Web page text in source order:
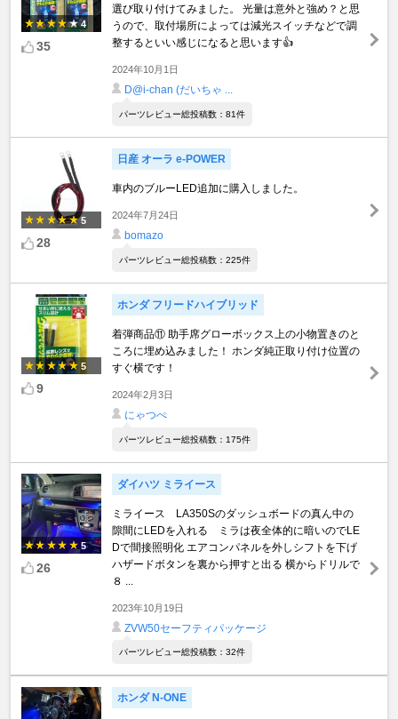
4
35
選び取り付けてみました。 光量は意外と強め？と思
うので、取付場所によっては減光スイッチなどで調
整するといい感じになると思います👍
2024年10月1日
D@i-chan (だいちゃ ...
パーツレビュー総投稿数：81件
5
28
日産 オーラ e-POWER
車内のブルーLED追加に購入しました。
2024年7月24日
bomazo
パーツレビュー総投稿数：225件
5
9
ホンダ フリードハイブリッド
着弾商品⑪ 助手席グローボックス上の小物置きのと
ころに埋め込みました！ ホンダ純正取り付け位置の
すぐ横です！
2024年2月3日
にゃつぺ
パーツレビュー総投稿数：175件
5
26
ダイハツ ミライース
ミライース LA350Sのダッシュボードの真ん中の
隙間にLEDを入れる ミラは夜全体的に暗いのでLE
Dで間接照明化 エアコンパネルを外しシフトを下げ
ハザードボタンを裏から押すと出る 横からドリルで
８ ...
2023年10月19日
ZVW50セーフティパッケージ
パーツレビュー総投稿数：32件
ホンダ N-ONE